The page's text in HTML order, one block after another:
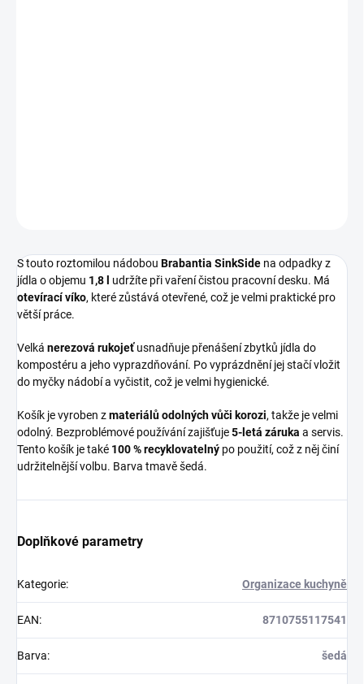
S touto roztomilou nádobou Brabantia SinkSide na odpadky z
jídla o objemu 1,8 l
udržíte při vaření čistou pracovní desku. Má
otevírací víko, které zůstává otevřené, což je velmi praktické pro
větší práce.
Velká nerezová rukojeťusnadňuje přenášení zbytků jídla do
kompostéru a jeho vyprazdňování. Po vyprázdnění jej stačí vložit
do myčky nádobí a vyčistit, což je velmi hygienické.
Košík je vyroben zmateriálů odolných vůči korozi, takže je velmi
odolný. Bezproblémové používání zajišťuje5-letá záruka a servis.
Tento košík je také 100 % recyklovatelný po použití, což z něj činí
udržitelnější volbu. Barva tmavě šedá.
Doplňkové parametry
Kategorie: Organizace kuchyně
EAN: 8710755117541
Barva: šedá